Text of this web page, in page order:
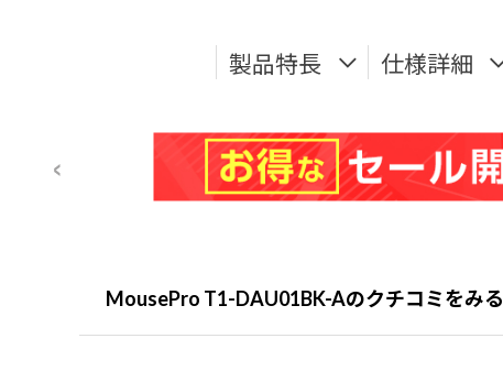
製品特長 仕様詳細
MousePro T1-DAU01BK-Aのクチコミをみる